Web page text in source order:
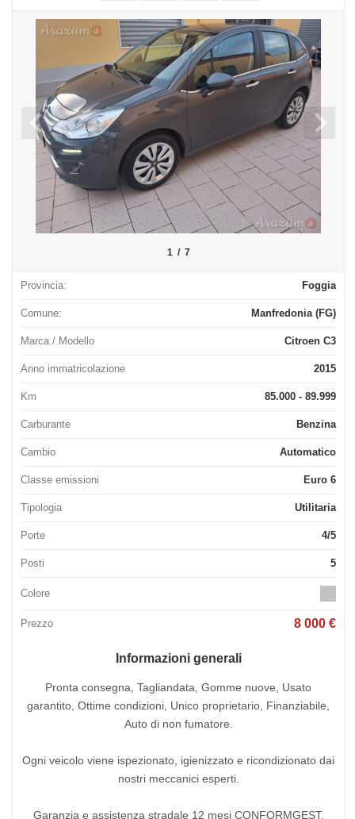
1 / 7
Provincia: Foggia
Comune: Manfredonia (FG)
Marca / Modello Citroen C3
Anno immatricolazione 2015
Km 85.000 - 89.999
Carburante Benzina
Cambio Automatico
Classe emissioni Euro 6
Tipologia Utilitaria
Porte 4/5
Posti 5
Colore
Prezzo 8 000 €
Informazioni generali
Pronta consegna, Tagliandata, Gomme nuove, Usato
garantito, Ottime condizioni, Unico proprietario, Finanziabile,
Auto di non fumatore.
Ogni veicolo viene ispezionato, igienizzato e ricondizionato dai
nostri meccanici esperti.
Garanzia e assistenza stradale 12 mesi CONFORMGEST,